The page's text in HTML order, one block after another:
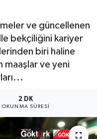
ve güncellenen
bekçiliğini kariyer
biri haline
maaşlar ve yeni
2 DK
OKUNMA SÜRESI